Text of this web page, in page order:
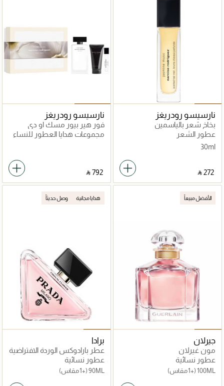
نارسيسو رودريغز
بخاخ شعر بالياسمين
عطور الشعر
30ml
‎ ⃁ ⁦272⁩ ‎
نارسيسو رودريغز
فور هير بيور مسك او دي
بارفان
مجموعات هدايا العطور للنساء
‎ ⃁ ⁦792⁩ ‎
الأفضل مبيعاً
جيرلان
مون غيرلان
عطور نسائية
100ML (+1 مقاس)
هدايا مجانية وصل حديثاً
برادا
عطر بارادوكس الوردة الافتراضية
عطور نسائية
90ML (+1 مقاس)